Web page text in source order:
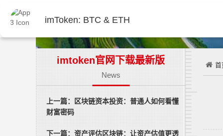
imToken: BTC & ETH
imtoken官网下载最新版
News
上一篇：区块链资本投资：普通人如何看懂
财富密码
下一篇：资产评估区块链：让资产估值更透
首